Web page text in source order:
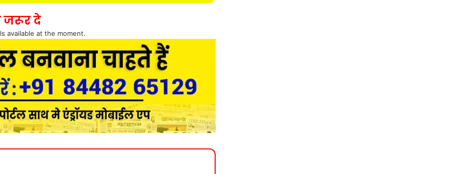
जरूर दे
available at the moment.